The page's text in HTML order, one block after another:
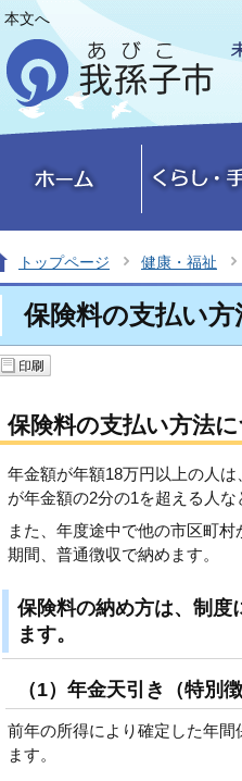
本文へ
トップページ 健康・福祉
保険料の支払い方
保険料の支払い方法
年金額が年額18万円以上の人は
が年金額の2分の1を超える人
また、年度途中で他の市区町
期間、普通徴収で納めます。
保険料の納め方は、制度
ます。
（1）年金天引き（特別
前年の所得により確定した年
ます。